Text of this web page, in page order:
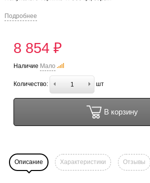
Подробнее
8 854 ₽
Наличие Мало
Количество: шт
В корзину
Описание Характеристики Отзывы